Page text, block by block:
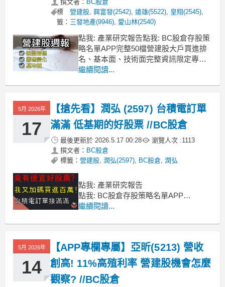
撰文者： BC股倉
標
籤：
營建股, 興富發(2542), 遠雄(5522), 皇翔(2545),
三發地產(9946), 愛山林(2540)
點我: 產業研究報告點我: BC股倉存股策
略名單APP完整50檔營建股大戶買進排
名、基本面、技術面完整資訊限定專業
版訂閱限時優惠：
財報※警語：以上分析是個人投資筆記
分享，並非任何投資建議，投資前
繼續閱讀...
5月 2026年
17
【搶先看】潤弘 (2597) 台積電訂單
滿滿 低基期的好股票 //BC股倉
最後更新於 2026.5.17 00:28 瀏覽人次 :1113
撰文者： BC股倉
標籤： 營建股, 潤弘(2597), BC股倉, 潤弘
點我: 產業研究報告
點我: BC股倉存股策略名單APP
今天要來分享的是台積電建廠概念股-潤
前段時間分享無塵室廠務工程的亞翔、
續創高也快200%了，這個族群基本上是
一直跟著基本面業績緩漲，還是屬於股
價很合理
繼續閱讀...
5月 2026年
14
【APP專欄專屬】亞昕(5213) 營收
創高! 11%高殖利率 營建股機會怎麼
觀察? //BC股倉